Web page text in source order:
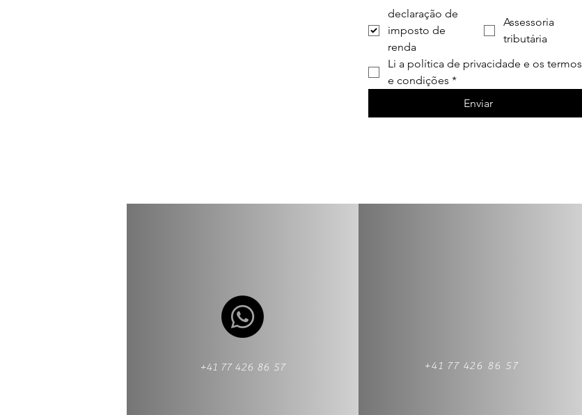
declaração de
imposto de
renda
Assessoria
tributária
Li a política de privacidade e os termos
e condições *
Enviar
+41 77 426 86 57 +41 77 426 86 57